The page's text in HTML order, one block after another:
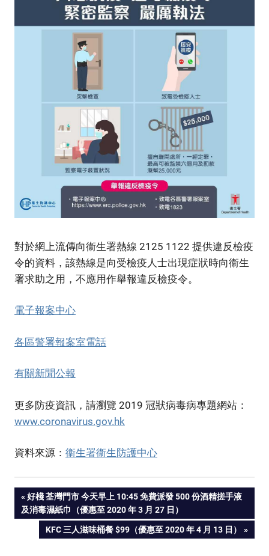
對於網上流傳向衞生署熱線 2125 1122 提供違反檢疫
令的資料，該熱線是向受檢疫人士出現症狀時向衞生
署求助之用，不應用作舉報違反檢疫令。
電子報案中心
各區警署報案室電話
有關新聞公報
更多防疫資訊，請瀏覽 2019 冠狀病毒病專題網站：
www.coronavirus.gov.hk
資料來源： 衞生署衞生防護中心
Post
navigation
PREVIOUS
POST:
好棧 荃灣門市 今天早上 10:45 免費派發 500 份酒精搓手液
及消毒濕紙巾（優惠至 2020 年 3 月 27 日）
NEXT
KFC 三人滋味桶餐 $99（優惠至 2020 年 4 月 13 日）